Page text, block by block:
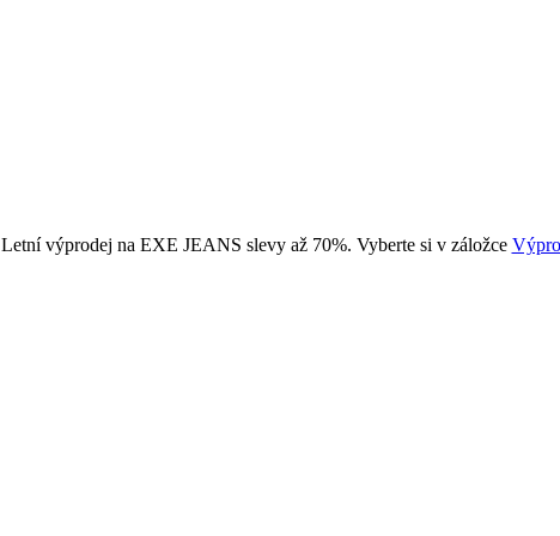
Letní výprodej na EXE JEANS slevy až 70%. Vyberte si v záložce